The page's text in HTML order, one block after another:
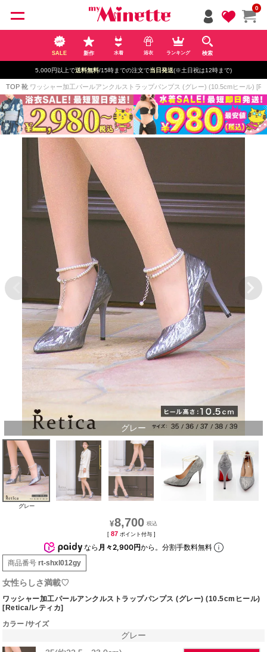
0
SALE 新作 水着 浴衣 ランキング 検索
5,000円以上で送料無料/15時までの注文で当日発送(※土日祝は12時まで)
TOP 靴 ワッシャー加工パールアンクルストラップパンプス (グレー) (10.5cmヒール)
グレー
グレー
¥8,700
[ 87 ポイント付与 ]
なら 月々2,900円から。分割手数料無料
商品番号 rt-shxl012gy
女性らしさ満載♡
ワッシャー加工パールアンクルストラップパンプス (グレー) (10.5cmヒール)
[Retica/レティカ]
カラー サイズ
グレー
ペー
ジト
ップ